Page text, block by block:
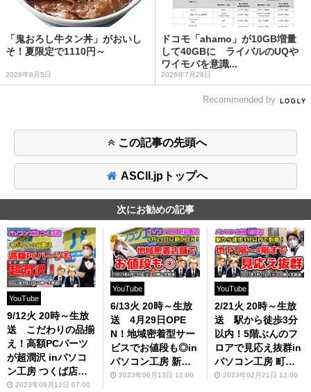
「鬼おろし牛タン丼」がおいし
そ！夏限定で1110円～
2026年8月5日
ドコモ「ahamo」が10GB増量
して40GBに ライバルのUQや
ワイモバを意識...
2026年7月29日
Recommended by
この記事の先頭へ
ASCII.jpトップへ
次にお勧めの記事
YouTube
9/12火 20時～生放
送 こだわりの品揃
え！高額PCパーツ
が超潤沢 inパソコ
ン工房 つくば店
【ジサトラコンシェ
2023年09月12日 07:00
YouTube
6/13火 20時～生放
送 4月29日OPE
N！地域密着型サー
ビスでお値段も◎in
パソコン工房 新前
橋店【ジサトラコン
2023年06月13日 12:00
YouTube
2/21火 20時～生放
送 駅から徒歩3分
以内！5階ぶんのフ
ロアで見応え抜群in
パソコン工房 町田
店【ジサトラコンシ
2023年02月21日 12:00